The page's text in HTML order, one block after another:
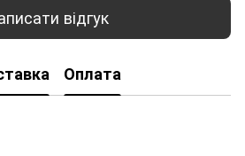
відгук
Оплата